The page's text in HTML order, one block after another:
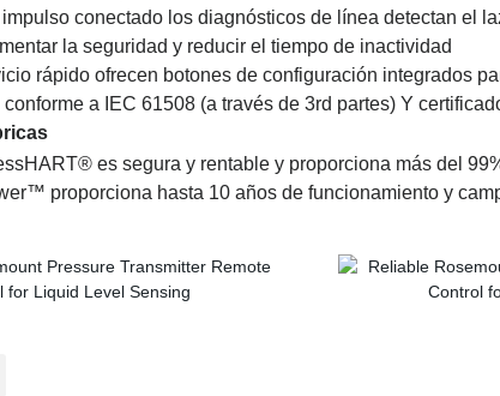
impulso conectado los diagnósticos de línea detectan el
la seguridad y reducir el tiempo de inactividad
rápido ofrecen botones de configuración integrados
a IEC 61508 (a través de 3rd partes) Y
es segura y rentable y proporciona más del
proporciona hasta 10 años de funcionamiento y